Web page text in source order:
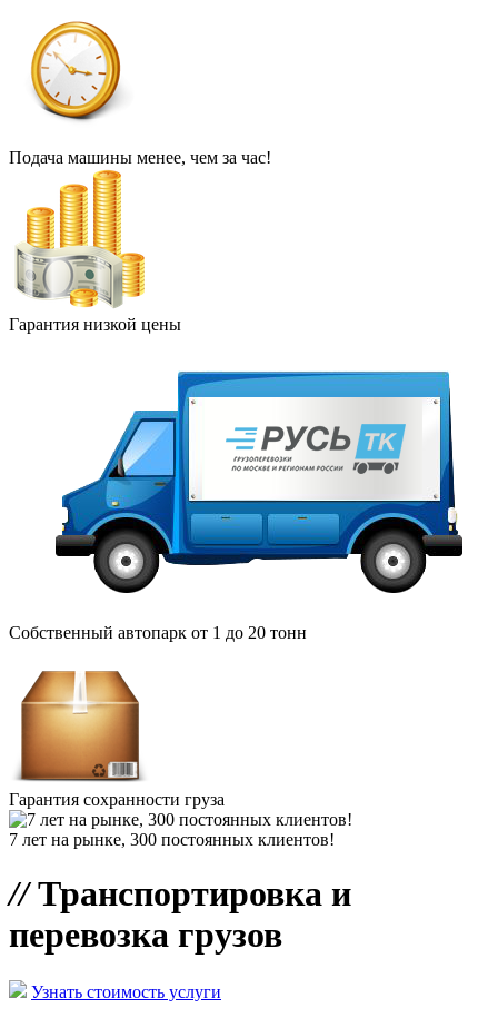
Подача машины менее, чем за час!
Гарантия низкой цены
Собственный автопарк от 1 до 20 тонн
Гарантия сохранности груза
7 лет на рынке, 300 постоянных клиентов!
//Транспортировка и
перевозка грузов
Узнать стоимость услуги